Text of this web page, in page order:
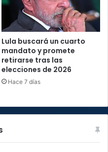
Lula buscará un cuarto
mandato y promete
retirarse tras las
elecciones de 2026
Hace 7 días